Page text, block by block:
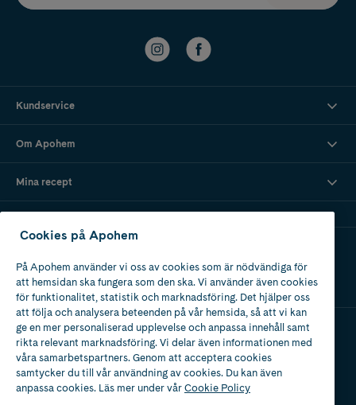
Kundservice
Om Apohem
Mina recept
Apotek med tillstånd
av Läkemedelsverket
Cookies på Apohem
På Apohem använder vi oss av cookies som är nödvändiga för
att hemsidan ska fungera som den ska. Vi använder även cookies
för funktionalitet, statistik och marknadsföring. Det hjälper oss
att följa och analysera beteenden på vår hemsida, så att vi kan
ge en mer personaliserad upplevelse och anpassa innehåll samt
rikta relevant marknadsföring. Vi delar även informationen med
våra samarbetspartners. Genom att acceptera cookies
samtycker du till vår användning av cookies. Du kan även
anpassa cookies. Läs mer under vårCookie Policy